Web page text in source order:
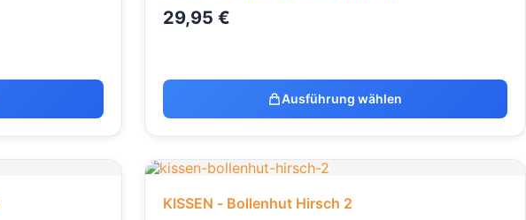
29,95 €
Ausführung wählen
KISSEN - Bollenhut Hirsch 2